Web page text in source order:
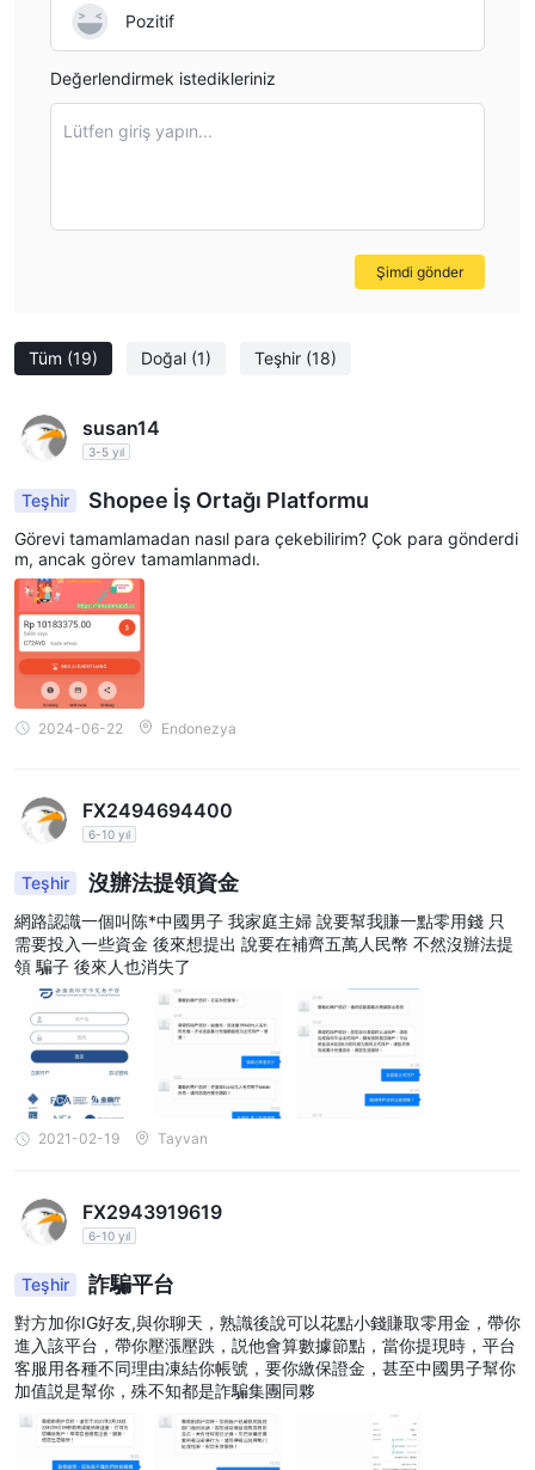
Tüm (19) Doğal (1) Teşhir (18)
susan14
3-5 yıl
Teşhir Shopee İş Ortağı Platformu
Görevi tamamlamadan nasıl para çekebilirim? Çok para gönderdi
m, ancak görev tamamlanmadı.
2024-06-22 Endonezya
FX2494694400
6-10 yıl
Teşhir 沒辦法提領資金
網路認識一個叫陈*中國男子 我家庭主婦 說要幫我賺一點零用錢 只
需要投入一些資金 後來想提出 說要在補齊五萬人民幣 不然沒辦法提
領 騙子 後來人也消失了
2021-02-19 Tayvan
FX2943919619
6-10 yıl
Teşhir 詐騙平台
對方加你IG好友,與你聊天，熟識後說可以花點小錢賺取零用金，帶你
進入該平台，帶你壓漲壓跌，説他會算數據節點，當你提現時，平台
客服用各種不同理由凍結你帳號，要你繳保證金，甚至中國男子幫你
加值説是幫你，殊不知都是詐騙集團同夥
Pozitif
Değerlendirmek istedikleriniz
Lütfen giriş yapın...
Şimdi gönder